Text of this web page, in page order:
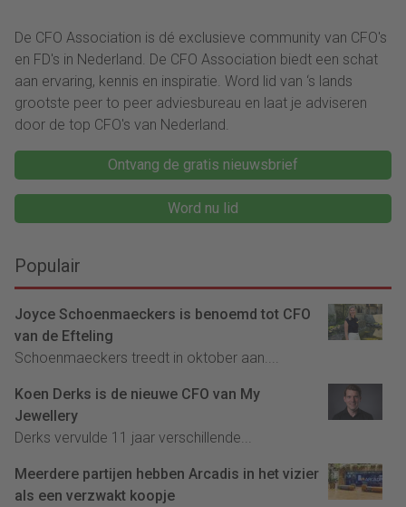
De CFO Association is dé exclusieve community van CFO's
en FD's in Nederland. De CFO Association biedt een schat
aan ervaring, kennis en inspiratie. Word lid van ‘s lands
grootste peer to peer adviesbureau en laat je adviseren
door de top CFO's van Nederland.
Ontvang de gratis nieuwsbrief
Word nu lid
Populair
Joyce Schoenmaeckers is benoemd tot CFO
van de Efteling
Schoenmaeckers treedt in oktober aan....
Koen Derks is de nieuwe CFO van My
Jewellery
Derks vervulde 11 jaar verschillende...
Meerdere partijen hebben Arcadis in het vizier
als een verzwakt koopje